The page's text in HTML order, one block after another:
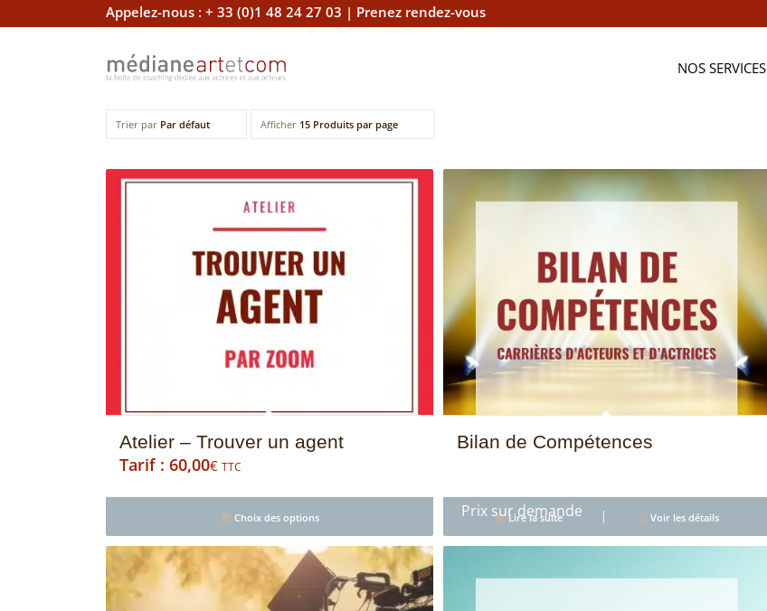
Appelez-nous :+ 33 (0)1 48 24 27 03 | Prenez rendez-vous
NOS SERVICES
Trier par Par défaut Afficher 15 Produits par page
4.95
Atelier – Trouver un agent
60,00€ TTC
Choix des options 5.00
Bilan de Compétences
Lire la suite Voir les détails